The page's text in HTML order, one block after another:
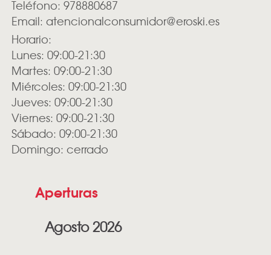
Teléfono: 978880687
Email: atencionalconsumidor@eroski.es
Horario:
Lunes: 09:00-21:30
Martes: 09:00-21:30
Miércoles: 09:00-21:30
Jueves: 09:00-21:30
Viernes: 09:00-21:30
Sábado: 09:00-21:30
Domingo: cerrado
Aperturas
Agosto 2026